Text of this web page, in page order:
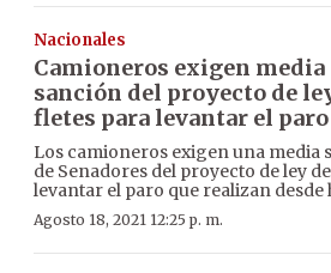
Nacionales
Camioneros exigen media
sanción del proyecto de
fletes para levantar el paro
Los camioneros exigen una media
de Senadores del proyecto de ley
levantar el paro que realizan desde
Agosto 18, 2021 12:25 p. m.